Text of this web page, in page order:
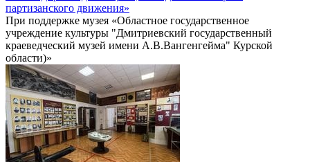
партизанского движения»
При поддержке музея «Областное государственное
учреждение культуры "Дмитриевский государственный
краеведческий музей имени А.В.Вангенгейма" Курской
области)»